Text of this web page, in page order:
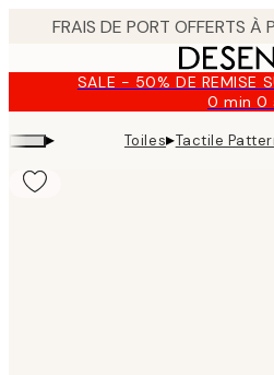
content.SALE - 50% DE REMISE
0 min0
:
▸ Toiles▸Tactile